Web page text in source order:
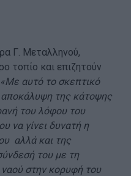
Γ. Μεταλληνού,
τοπίο και επιζητούν
«Με αυτό το σκεπτικό
της κάτοψης
του λόφου του
να γίνει δυνατή η
αλλά και της
του με τη
ναού στην κορυφή του